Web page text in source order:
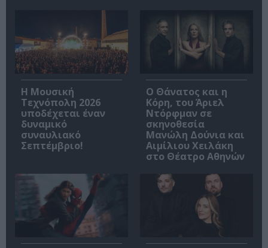
Η Μουσική
Τεχνόπολη 2026
υποδέχεται έναν
δυναμικό
συναυλιακό
Σεπτέμβριο!
Ο Θάνατος και η
Κόρη, του Άριελ
Ντόρφμαν σε
σκηνοθεσία
Μανώλη Δούνια και
Αιμίλιου Χειλάκη
στο Θέατρο Αθηνών